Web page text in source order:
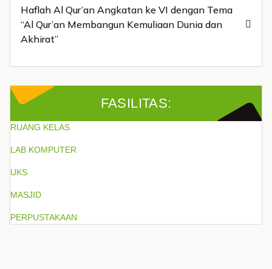
Haflah Al Qur’an Angkatan ke VI dengan Tema
“Al Qur’an Membangun Kemuliaan Dunia dan
Akhirat”
FASILITAS:
RUANG KELAS
LAB KOMPUTER
UKS
MASJID
PERPUSTAKAAN